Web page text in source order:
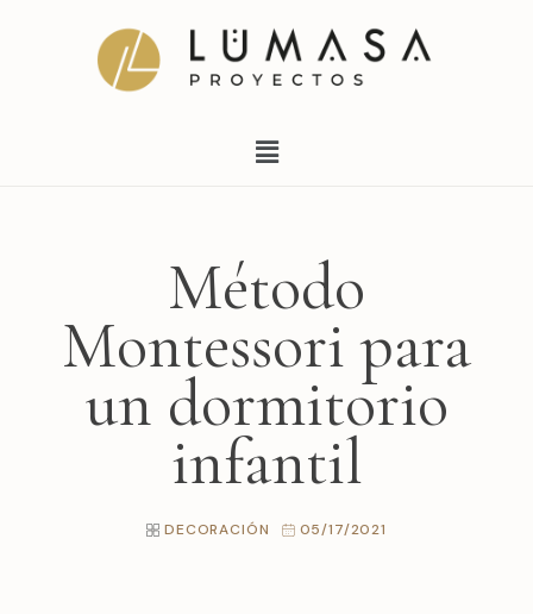
Menú
Método
Montessori para
un dormitorio
infantil
DECORACIÓN 05/17/2021